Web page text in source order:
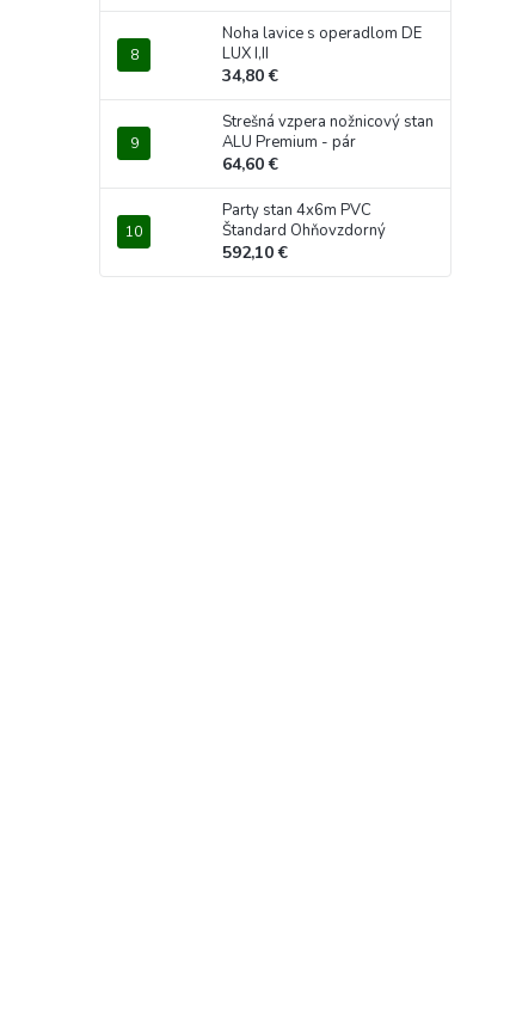
Noha lavice s operadlom DE
LUX I,II
34,80 €
Strešná vzpera nožnicový stan
ALU Premium - pár
64,60 €
Party stan 4x6m PVC
Štandard Ohňovzdorný
592,10 €